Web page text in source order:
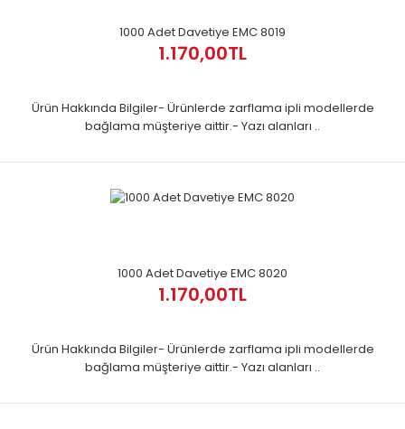
1000 Adet Davetiye EMC 8019
1.170,00TL
Ürün Hakkında Bilgiler- Ürünlerde zarflama ipli modellerde
bağlama müşteriye aittir.- Yazı alanları ..
1000 Adet Davetiye EMC 8020
1.170,00TL
Ürün Hakkında Bilgiler- Ürünlerde zarflama ipli modellerde
bağlama müşteriye aittir.- Yazı alanları ..